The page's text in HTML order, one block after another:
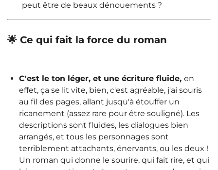
peut être de beaux dénouements ?
🌟 Ce qui fait la force du roman
C'est le ton léger, et une écriture fluide, en
effet, ça se lit vite, bien, c'est agréable, j'ai souris
au fil des pages, allant jusqu'à étouffer un
ricanement (assez rare pour être souligné). Les
descriptions sont fluides, les dialogues bien
arrangés, et tous les personnages sont
terriblement attachants, énervants, ou les deux !
Un roman qui donne le sourire, qui fait rire, et qui